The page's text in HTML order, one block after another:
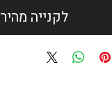
לקנייה